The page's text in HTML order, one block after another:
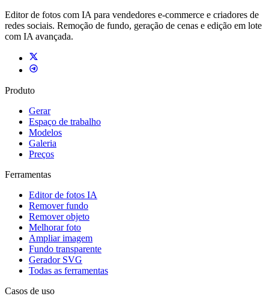
Editor de fotos com IA para vendedores e-commerce e criadores de
redes sociais. Remoção de fundo, geração de cenas e edição em lote
com IA avançada.
Produto
Gerar
Espaço de trabalho
Modelos
Galeria
Preços
Ferramentas
Editor de fotos IA
Remover fundo
Remover objeto
Melhorar foto
Ampliar imagem
Fundo transparente
Gerador SVG
Todas as ferramentas
Casos de uso